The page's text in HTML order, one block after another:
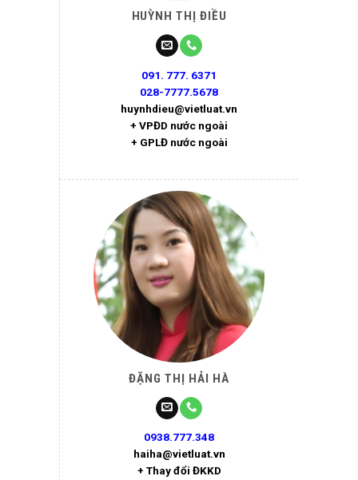
HUỲNH THỊ ĐIỀU
091. 777. 6371
028-7777.5678
huynhdieu@vietluat.vn
+ VPĐD nước ngoài
+ GPLĐ nước ngoài
ĐẶNG THỊ HẢI HÀ
0938.777.348
haiha@vietluat.vn
+ Thay đổi ĐKKD